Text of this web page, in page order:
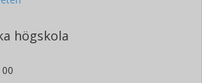
högskola